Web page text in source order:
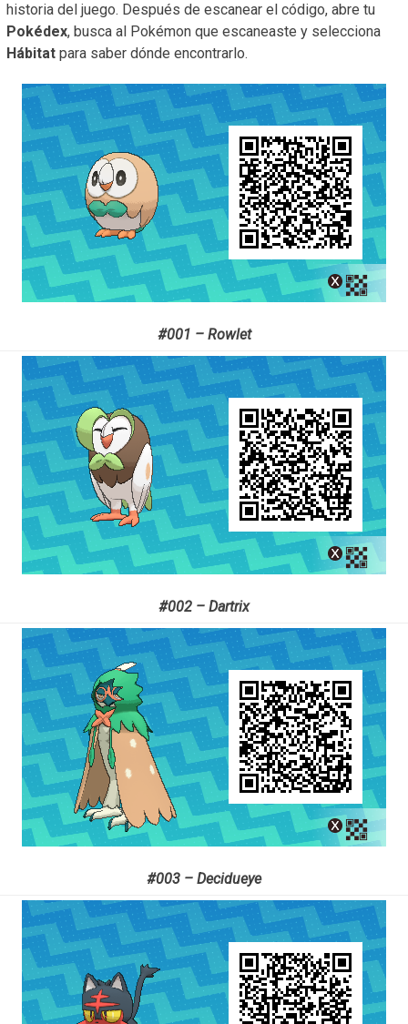
historia del juego. Después de escanear el código, abre tu
Pokédex, busca al Pokémon que escaneaste y selecciona
Hábitat para saber dónde encontrarlo.
#001 – Rowlet
#002 – Dartrix
#003 – Decidueye